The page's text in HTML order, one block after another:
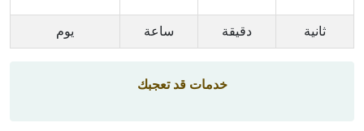
ثانية دقيقة ساعة يوم
خدمات قد تعجبك